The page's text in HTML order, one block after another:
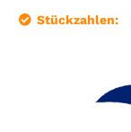
Stückzahlen: